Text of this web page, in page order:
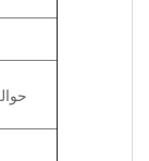
حوالي 2-5 أيام بعد